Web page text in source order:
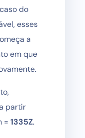
do
esses
a
em que
partir
= 1335Z.